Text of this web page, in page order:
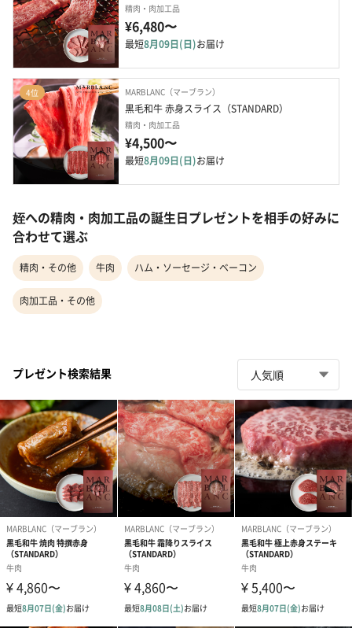
精肉・肉加工品
¥6,480〜
最短8月09日(日)お届け
4位 MARBLANC（マーブラン）
黒毛和牛 赤身スライス（STANDARD）
精肉・肉加工品
¥4,500〜
最短8月09日(日)お届け
姪への精肉・肉加工品の誕生日プレゼントを相手の好みに
合わせて選ぶ
精肉・その他 牛肉 ハム・ソーセージ・ベーコン
肉加工品・その他
プレゼント検索結果